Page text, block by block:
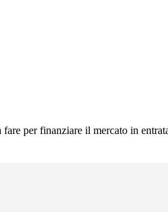
per finanziare il mercato in